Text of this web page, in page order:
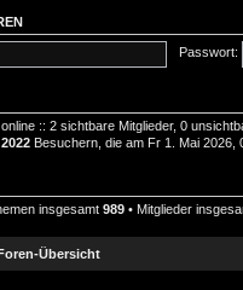
Passwort:
:: 2 sichtbare Mitglieder, 0
2022 Besuchern, die am Fr 1. Mai 2026,
insgesamt 989 • Mitglieder
Übersicht